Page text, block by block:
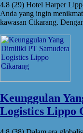
4.8 (29) Hotel Harper
Anda yang ingin
kawasan Cikarang.
Keunggulan
Logistics Lippo